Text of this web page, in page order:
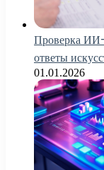
Проверка ИИ-
ответы
01.01.2026